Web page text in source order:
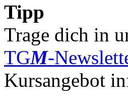
Tipp
Trage dich in
TGM-
Kursangebot